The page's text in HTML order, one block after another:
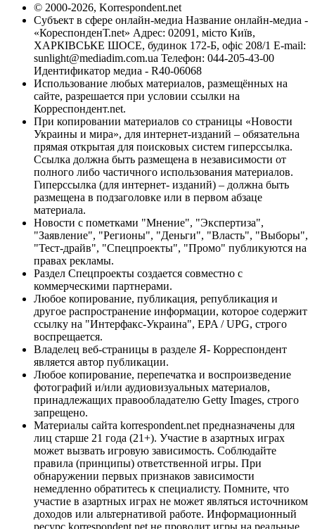
© 2000-2026, Korrespondent.net
Субъект в сфере онлайн-медиа Название онлайн-медиа -
«КореспонденТ.net» Адрес: 02091, місто Київ,
ХАРКІВСЬКЕ ШОСЕ, будинок 172-Б, офіс 208/1 E-mail:
sunlight@mediadim.com.ua Телефон: 044-205-43-00
Идентификатор медиа - R40-06068
Использование любых материалов, размещённых на
сайте, разрешается при условии ссылки на
Корреспондент.net.
При копировании материалов со страницы «Новости
Украины и мира», для интернет-изданий – обязательна
прямая открытая для поисковых систем гиперссылка.
Ссылка должна быть размещена в независимости от
полного либо частичного использования материалов.
Гиперссылка (для интернет- изданий) – должна быть
размещена в подзаголовке или в первом абзаце
материала.
Новости с пометками "Мнение", "Экспертиза",
"Заявление", "Регионы", "Деньги", "Власть", "Выборы",
"Тест-драйв", "Спецпроекты", "Промо" публикуются на
правах рекламы.
Раздел Спецпроекты создается совместно с
коммерческими партнерами.
Любое копирование, публикация, републикация и
другое распространение информации, которое содержит
ссылку на "Интерфакс-Украина", EPA / UPG, строго
воспрещается.
Владелец веб-страницы в разделе Я- Корреспондент
является автор публикации.
Любое копирование, перепечатка и воспроизведение
фотографий и/или аудиовизуальных материалов,
принадлежащих правообладателю Getty Images, строго
запрещено.
Материалы сайта korrespondent.net предназначены для
лиц старше 21 года (21+). Участие в азартных играх
может вызвать игровую зависимость. Соблюдайте
правила (принципы) ответственной игры. При
обнаружении первых признаков зависимости
немедленно обратитесь к специалисту. Помните, что
участие в азартных играх не может являться источником
доходов или альтернативой работе. Информационный
ресурс korrespondent.net не проводит игры на реальные